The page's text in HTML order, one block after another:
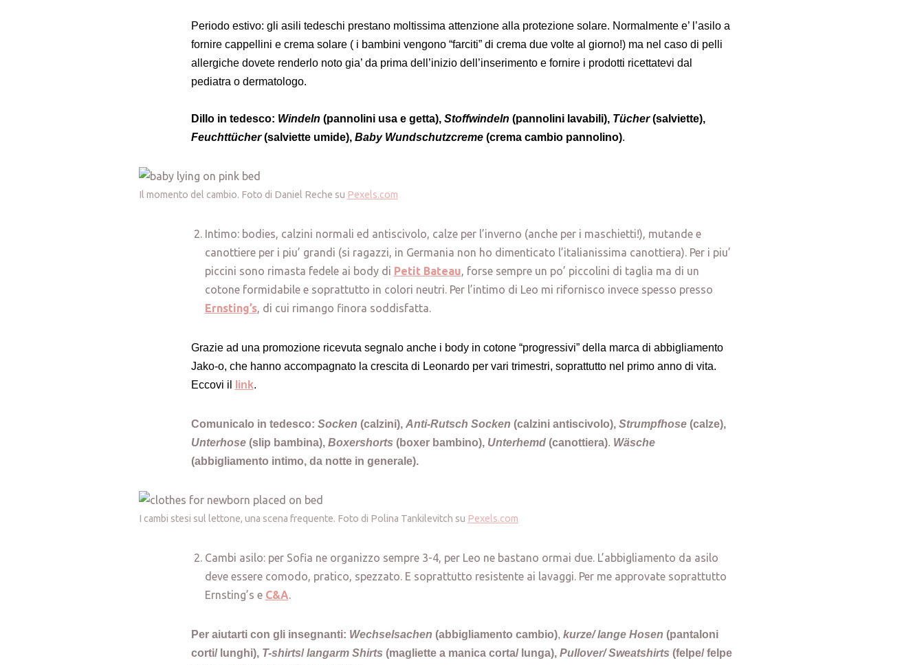
Periodo estivo: gli asili tedeschi prestano moltissima attenzione alla protezione solare. Normalmente e’ l’asilo a
fornire cappellini e crema solare ( i bambini vengono “farciti” di crema due volte al giorno!) ma nel caso di pelli
allergiche dovete renderlo noto gia’ da prima dell’inizio dell’inserimento e fornire i prodotti ricettatevi dal
pediatra o dermatologo.
Dillo in tedesco: Windeln (pannolini usa e getta), Stoffwindeln (pannolini lavabili), Tücher(salviette),
Feuchttücher(salviette umide), Baby Wundschutzcreme(crema cambio pannolino).
Il momento del cambio. Foto di Daniel Reche su Pexels.com
Intimo: bodies, calzini normali ed antiscivolo, calze per l’inverno (anche per i maschietti!), mutande e
canottiere per i piu’ grandi (si ragazzi, in Germania non ho dimenticato l’italianissima canottiera). Per i piu’
piccini sono rimasta fedele ai body di Petit Bateau, forse sempre un po’ piccolini di taglia ma di un
cotone formidabile e soprattutto in colori neutri. Per l’intimo di Leo mi rifornisco invece spesso presso
Ernsting’s, di cui rimango finora soddisfatta.
Grazie ad una promozione ricevuta segnalo anche i body in cotone “progressivi” della marca di abbigliamento
Jako-o, che hanno accompagnato la crescita di Leonardo per vari trimestri, soprattutto nel primo anno di vita.
Eccovi il
link.
Comunicalo in tedesco: Socken (calzini), Anti-Rutsch Socken (calzini antiscivolo), Strumpfhose(calze),
Unterhose(slip bambina), Boxershorts (boxer bambino), Unterhemd(canottiera). Wäsche
(abbigliamento intimo, da notte in generale).
I cambi stesi sul lettone, una scena frequente. Foto di Polina Tankilevitch su Pexels.com
Cambi asilo: per Sofia ne organizzo sempre 3-4, per Leo ne bastano ormai due. L’abbigliamento da asilo
deve essere comodo, pratico, spezzato. E soprattutto resistente ai lavaggi. Per me approvate soprattutto
Ernsting’s e C&A.
Per aiutarti con gli insegnanti: Wechselsachen (abbigliamento cambio), kurze/ lange Hosen (pantaloni
corti/ lunghi), T-shirts/langarm Shirts (magliette a manica corta/ lunga), Pullover/ Sweatshirts (felpe/ felpe